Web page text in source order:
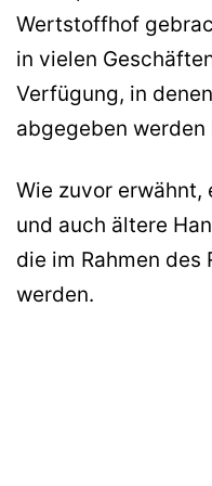
Wertstoffhof
in vielen
Verfügung, in
abgegeben werden
Wie zuvor erwähnt,
und auch ältere
die im Rahmen
werden.